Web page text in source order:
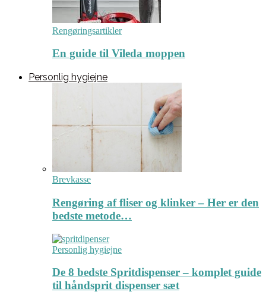
Rengøringsartikler
En guide til Vileda moppen
Personlig hygiejne
Brevkasse
Rengøring af fliser og klinker – Her er den
bedste metode…
Personlig hygiejne
De 8 bedste Spritdispenser – komplet guide
til håndsprit dispenser sæt